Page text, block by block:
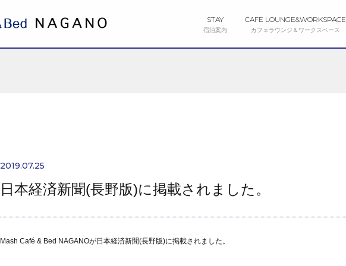
STAY
宿泊案内
CAFE LOUNGE&WORKSPACE
カフェラウンジ＆ワークスペース
2019.07.25
日本経済新聞(長野版)に掲載されました。
Mash Café & Bed NAGANOが日本経済新聞(長野版)に掲載されました。